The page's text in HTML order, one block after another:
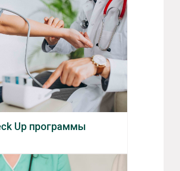
прием к семейному врачу,
гастроэнтерологу.... >>
Up программы